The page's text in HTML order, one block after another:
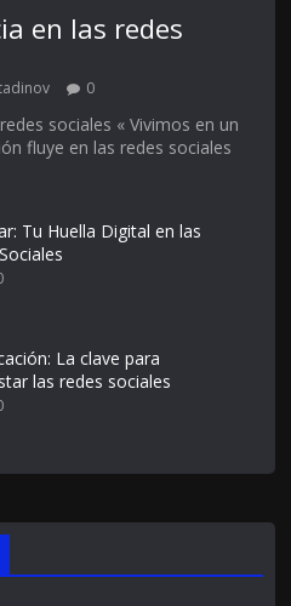
en las redes
0
sociales « Vivimos en un
fluye en las redes sociales
Tu Huella Digital en las
La clave para
las redes sociales